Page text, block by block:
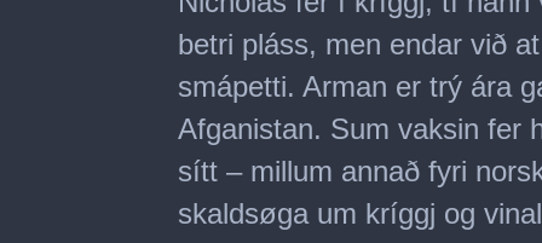
betri pláss, men endar við
smápetti. Arman er trý ára
Afganistan. Sum vaksin fer
sítt – millum annað fyri
skaldsøga um kríggj og